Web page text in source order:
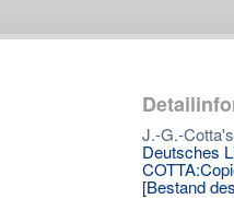
J.-G.-
Deutsches
[Bestand